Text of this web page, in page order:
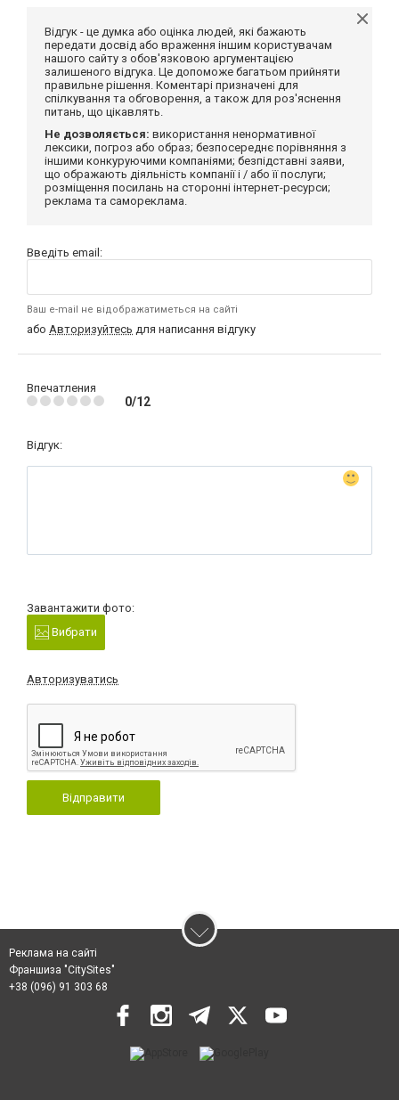
Відгук - це думка або оцінка людей, які бажають
передати досвід або враження іншим користувачам
нашого сайту з обов'язковою аргументацією
залишеного відгука. Це допоможе багатьом прийняти
правильне рішення. Коментарі призначені для
спілкування та обговорення, а також для роз'яснення
питань, що цікавлять.
Не дозволяється: використання ненормативної
лексики, погроз або образ; безпосереднє порівняння з
іншими конкуруючими компаніями; безпідставні заяви,
що ображають діяльність компанії і / або її послуги;
розміщення посилань на сторонні інтернет-ресурси;
реклама та самореклама.
Введіть email:
Ваш e-mail не відображатиметься на сайті
або Авторизуйтесь для написання відгуку
Впечатления
0/12
Відгук:
Завантажити фото:
Вибрати
Авторизуватись
Відправити
Реклама на сайті
Франшиза "CitySites"
+38 (096) 91 303 68